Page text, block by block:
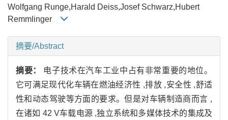
Wolfgang Runge,Harald Deiss,Josef Schwarz,Hubert
Remmlinger
摘要/Abstract
摘要： 电子技术在汽车工业中占有非常重要的地位。
它可满足现代化车辆在燃油经济性 ,排放 ,安全性 ,舒适
性和动态驾驶等方面的要求。但是对车辆制造商而言 ,
在诸如 42 V车载电源 ,独立系统和多媒体技术的集成及